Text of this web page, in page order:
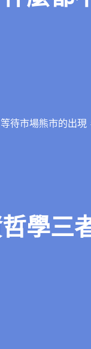
待市場熊市的出現
學三